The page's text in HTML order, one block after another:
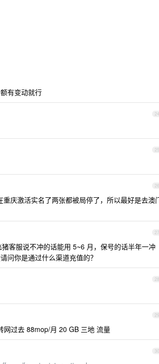
有变动就行
24
25
26
庆激活实名了两张都被局停了，所以最好是去澳
27
客服说不冲的话能用 5~6 月，保号的话半年一冲
问你是通过什么渠道充值的？
28
29
网过去 88mop/月 20 GB 三地 流量
30